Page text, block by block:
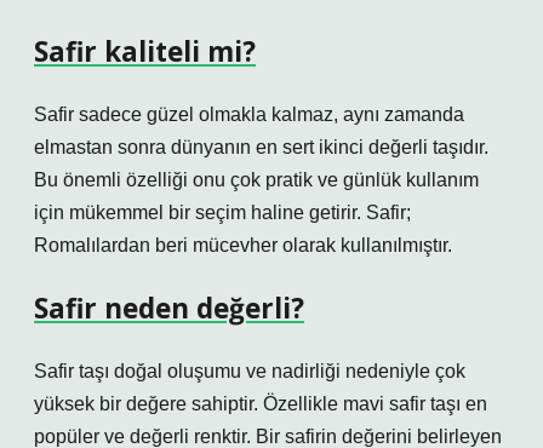
Safir kaliteli mi?
Safir sadece güzel olmakla kalmaz, aynı zamanda
elmastan sonra dünyanın en sert ikinci değerli taşıdır.
Bu önemli özelliği onu çok pratik ve günlük kullanım
için mükemmel bir seçim haline getirir. Safir;
Romalılardan beri mücevher olarak kullanılmıştır.
Safir neden değerli?
Safir taşı doğal oluşumu ve nadirliği nedeniyle çok
yüksek bir değere sahiptir. Özellikle mavi safir taşı en
popüler ve değerli renktir. Bir safirin değerini belirleyen